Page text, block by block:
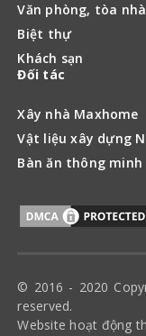
Văn phòng, tòa nhà
Biệt thự
Khách sạn
Đối tác
Xây nhà Maxhome
Vật liệu xây dựng
Bàn ăn thông minh
© 2016 - 2020
reserved.
Website hoạt động